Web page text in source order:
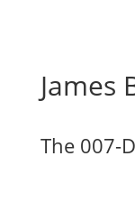
James
The 007-